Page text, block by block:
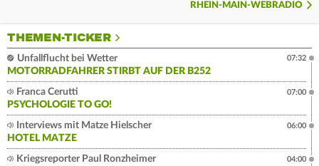
RHEIN-MAIN-WEBRADIO
THEMEN-TICKER
Unfallflucht bei Wetter
MOTORRADFAHRER STIRBT AUF DER B252
07:32
Franca Cerutti
PSYCHOLOGIE TO GO!
07:00
Interviews mit Matze Hielscher
HOTEL MATZE
06:00
Kriegsreporter Paul Ronzheimer
04:00